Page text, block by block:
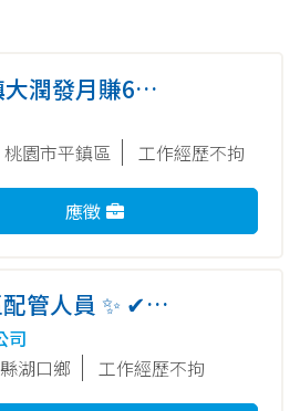
潤發月賺6
超高時薪
限量報到☀️ღ免
業員
桃園市平鎮區 工作經歷不拘
應徵
管人員 ✨ ✔可
司
湖口鄉 工作經歷不拘